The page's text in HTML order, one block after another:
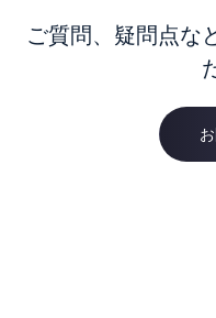
ご質問、疑問点な